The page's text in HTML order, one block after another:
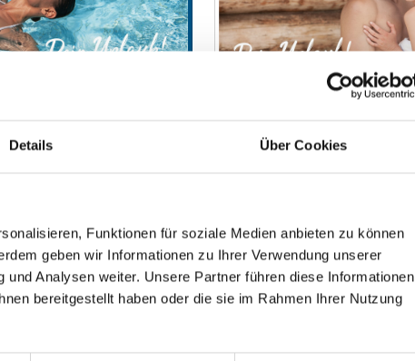
Details Über Cookies
Funktionen für soziale Medien anbieten zu können
geben wir Informationen zu Ihrer Verwendung unserer
und Analysen weiter. Unsere Partner führen diese Informationen
bereitgestellt haben oder die sie im Rahmen Ihrer Nutzung
Motiv 2